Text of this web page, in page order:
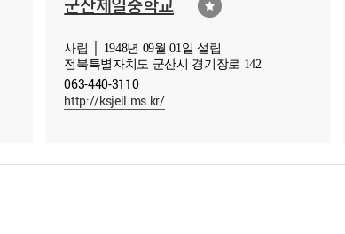
사립 │ 1948년 09월 01일 설립
전북특별자치도 군산시 경기장로 142
063-440-3110
http://ksjeil.ms.kr/